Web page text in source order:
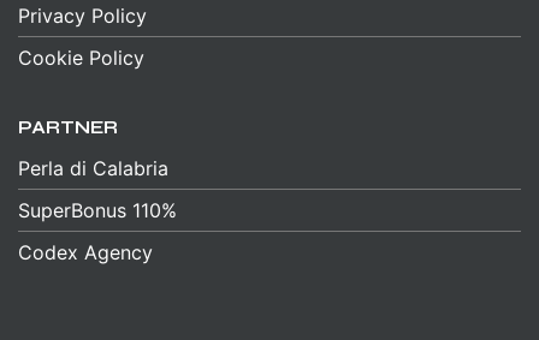
Privacy Policy
Cookie Policy
PARTNER
Perla di Calabria
SuperBonus 110%
Codex Agency